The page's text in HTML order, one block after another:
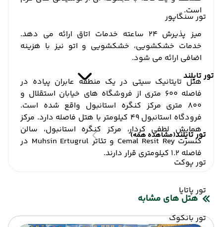
تور سنگاپور
تور تایلند
تور تایلند(مشاهده همه)
تور پوکت
تور پاتایا
تور بانکوک
است.
میز پذیرش 24 ساعته خدمات اتاق ارائه می دهد.
خدمات خشکشویی، خشکشویی و اتو نیز با هزینه
اضافی ارائه می شود.
هتل تایتانیک سیتی در یک منطقه عابران پیاده در
فاصله 600 متری از فروشگاه های خیابان استقلال و
800 متری مرکز کنگره استانبول واقع شده است.
فرودگاه استانبول 49 کیلومتر با هتل فاصله دارد. مرکز
همایش لطفی کردار، مرکز کنگره استانبول، سالن
کنسرت Cemal Resit Rey و تئاتر Muhsin Ertugrul در
فاصله 1.2 کیلومتری قرار دارند.
هتل های مشابه